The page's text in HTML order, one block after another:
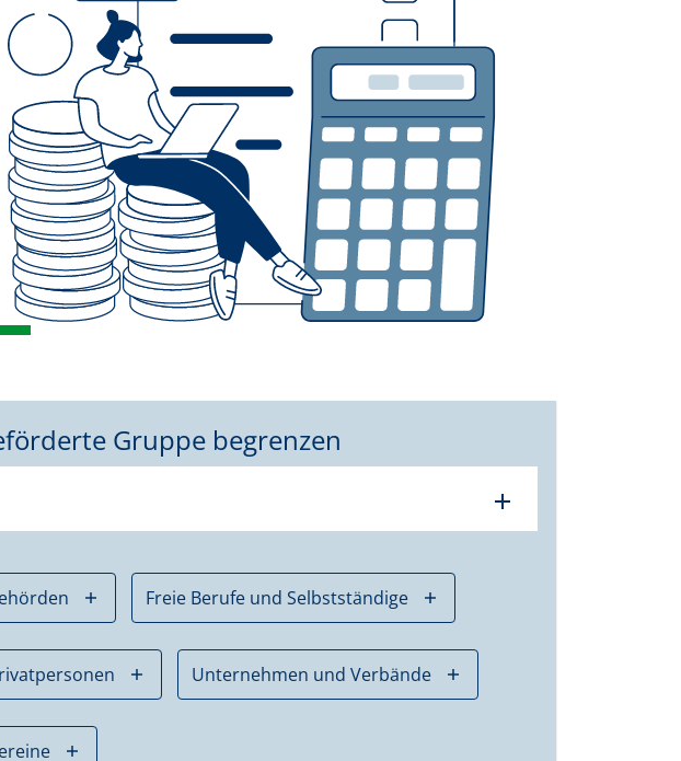
Gruppe begrenzen
add
Freie Berufe und Selbstständige
Unternehmen und Verbände